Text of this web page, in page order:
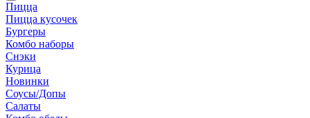
Пицца
Пицца кусочек
Бургеры
Комбо наборы
Снэки
Курица
Новинки
Соусы/Допы
Салаты